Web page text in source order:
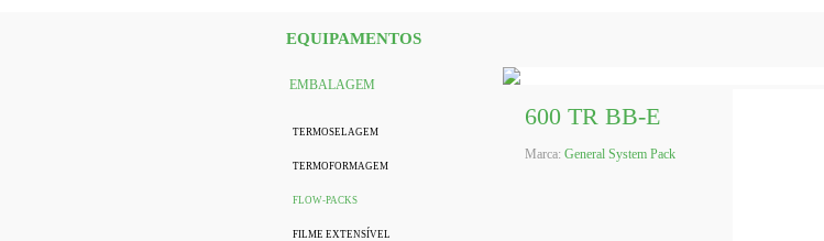
EQUIPAMENTOS
EMBALAGEM
TERMOSELAGEM
TERMOFORMAGEM
FLOW-PACKS
FILME EXTENSÍVEL
600 TR BB-E
Marca: General System Pack